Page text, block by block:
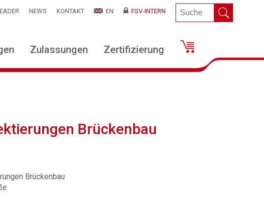
NEWS KONTAKT EN FSV-INTERN
Zulassungen Zertifizierung
Brückenbau
Brückenbau